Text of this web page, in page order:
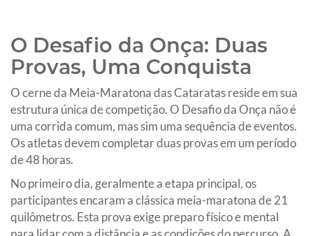
O Desafio da Onça: Duas
Provas, Uma Conquista
O cerne da Meia-Maratona das Cataratas reside em sua
estrutura única de competição. O Desafio da Onça não é
uma corrida comum, mas sim uma sequência de eventos.
Os atletas devem completar duas provas em um período
de 48 horas.
No primeiro dia, geralmente a etapa principal, os
participantes encaram a clássica meia-maratona de 21
quilômetros. Esta prova exige preparo físico e mental